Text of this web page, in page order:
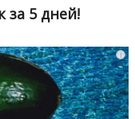
за 5 дней!
i